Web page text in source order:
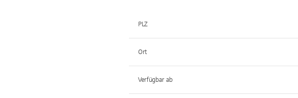
PLZ
Ort
Verfügbar ab